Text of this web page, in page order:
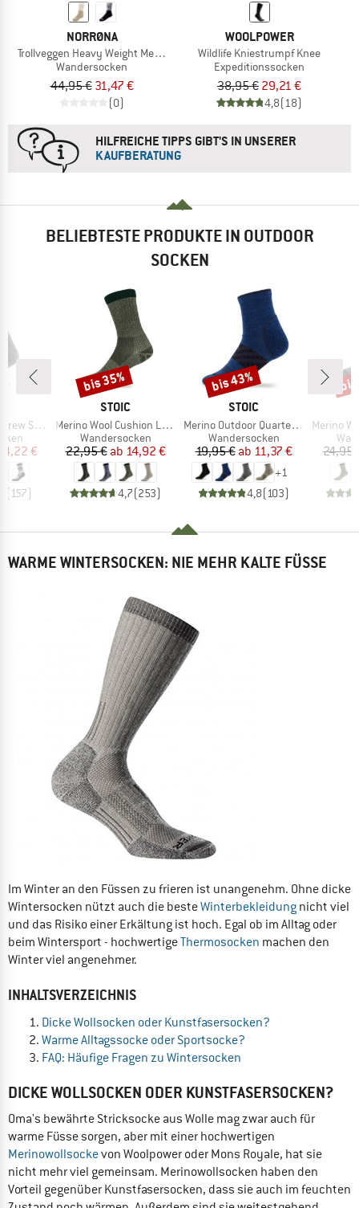
NORRØNA
Trollveggen Heavy Weight Merino Socks
Wandersocken
44,95 € 31,47 €
(0)
WOOLPOWER
Wildlife Kniestrumpf Knee
Expeditionssocken
38,95 € 29,21 €
4,8(18)
HILFREICHE TIPPS GIBT'S IN UNSERER
KAUFBERATUNG
BELIEBTESTE PRODUKTE IN OUTDOOR
SOCKEN
Stripes
Preis
€
(157)
MARKE
STOIC
Artikel
Merino Wool Cushion Light Socks
Produktgruppe
Wandersocken
Preis
22,95 € reduzierter Preis
ab 14,92 €
4,7(253)
Rabatt
bis 35%
MARKE
STOIC
Artikel
Merino Outdoor Quarter Socks Tech
Produktgruppe
Wandersocken
Preis
19,95 € reduzierter Preis
ab 11,37 €
+1
4,8(103)
Rabatt
bis 43%
Artikel
Merino Wool
24,95
WARME WINTERSOCKEN: NIE MEHR KALTE FÜSSE
Im Winter an den Füssen zu frieren ist unangenehm. Ohne dicke
Wintersocken nützt auch die besteWinterbekleidung nicht viel
und das Risiko einer Erkältung ist hoch. Egal ob im Alltag oder
beim Wintersport - hochwertigeThermosocken machen den
Winter viel angenehmer.
INHALTSVERZEICHNIS
Dicke Wollsocken oder Kunstfasersocken?
Warme Alltagssocke oder Sportsocke?
FAQ: Häufige Fragen zu Wintersocken
DICKE WOLLSOCKEN ODER KUNSTFASERSOCKEN?
Oma's bewährte Stricksocke aus Wolle mag zwar auch für
warme Füsse sorgen, aber mit einer hochwertigen
Merinowollsockevon Woolpower oder Mons Royale, hat sie
nicht mehr viel gemeinsam. Merinowollsocken haben den
Vorteil gegenüber Kunstfasersocken, dass sie auch im feuchten